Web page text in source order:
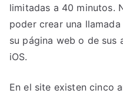
limitadas a 40 minutos.
poder crear una
su página web o de sus
iOS.
En el site existen cinco